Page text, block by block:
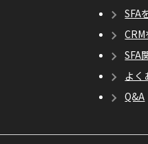
SFA
SFA
よく
Q&A